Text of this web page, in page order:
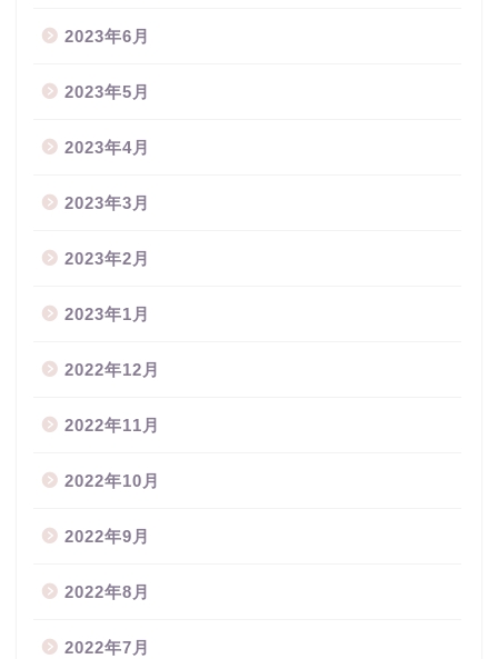
2023年6月
2023年5月
2023年4月
2023年3月
2023年2月
2023年1月
2022年12月
2022年11月
2022年10月
2022年9月
2022年8月
2022年7月